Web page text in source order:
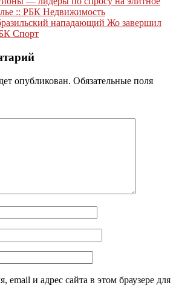
:: РБК Недвижимость
нападающий Жо завершил
Спорт
опубликован. Обязательные поля
email и адрес сайта в этом браузере для